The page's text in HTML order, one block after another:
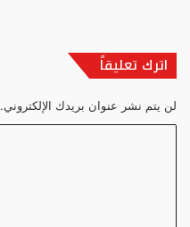
اترك تعليقاً
لن يتم نشر عنوان بريدك الإلكتروني.